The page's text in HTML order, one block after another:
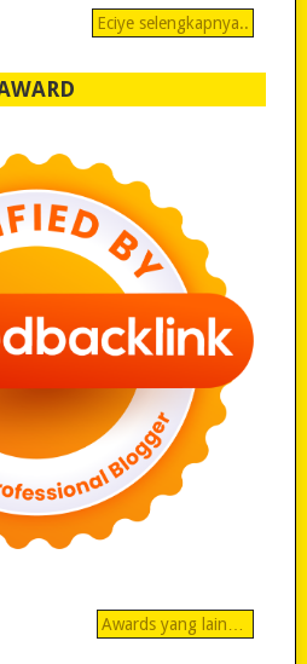
Eciye selengkapnya..
Awards yang lain…